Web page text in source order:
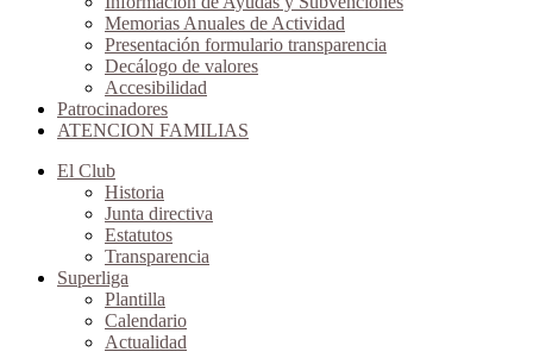
Memorias Anuales de Actividad
Presentación formulario transparencia
Decálogo de valores
Accesibilidad
Patrocinadores
ATENCION FAMILIAS
El Club
Historia
Junta directiva
Estatutos
Transparencia
Superliga
Plantilla
Calendario
Actualidad